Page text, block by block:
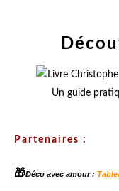
Un guide
Partenaires :
🎁Déco avec amour :